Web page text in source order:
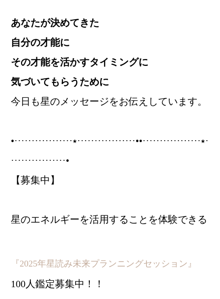
あなたが決めてきた
自分の才能に
その才能を活かすタイミングに
気づいてもらうために
今日も星のメッセージをお伝えしています。
•·················⭑·················••·················⭑·
················•
【募集中】
星のエネルギーを活用することを体験できる
『2025年星読み未来プランニングセッション』
100人鑑定募集中！！